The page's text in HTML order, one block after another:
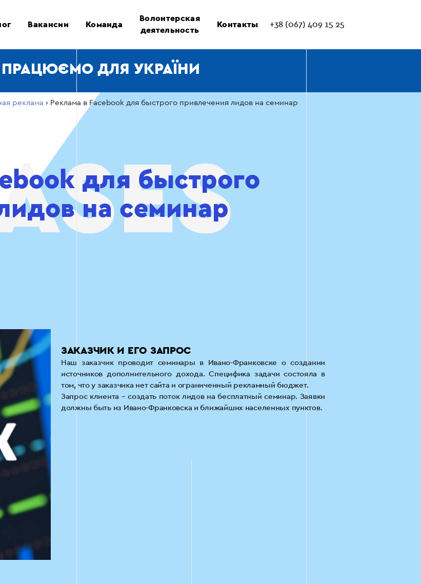
Вакансии Команда
Волонтерская
деятельность
Контакты +38 (067) 409 15 25
ДЛЯ УКРАЇНИ
реклама › Реклама в Facebook для быстрого привлечения лидов на семинар
для быстрого
на семинар
ЗАКАЗЧИК И ЕГО ЗАПРОС
Наш заказчик проводит семинары в Ивано-Франковске о создании
источников дополнительного дохода. Специфика задачи состояла в
том, что у заказчика нет сайта и ограниченный рекламный бюджет.
Запрос клиента – создать поток лидов на бесплатный семинар. Заявки
должны быть из Ивано-Франковска и ближайших населенных пунктов.